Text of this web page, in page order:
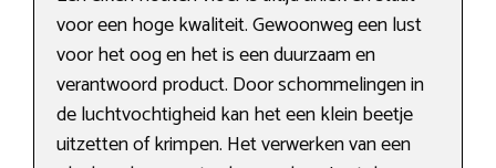
voor een hoge kwaliteit. Gewoonweg een lust
voor het oog en het is een duurzaam en
verantwoord product. Door schommelingen in
de luchtvochtigheid kan het een klein beetje
uitzetten of krimpen. Het verwerken van een